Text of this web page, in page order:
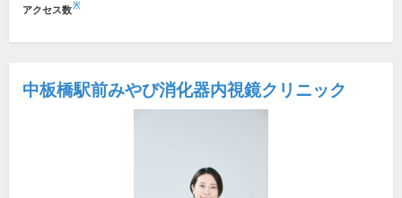
アクセス数※
中板橋駅前みやび消化器内視鏡クリニック